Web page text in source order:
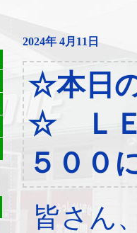
2024年 4月11日
☆本日
☆ ＬＥ
５００
皆さん